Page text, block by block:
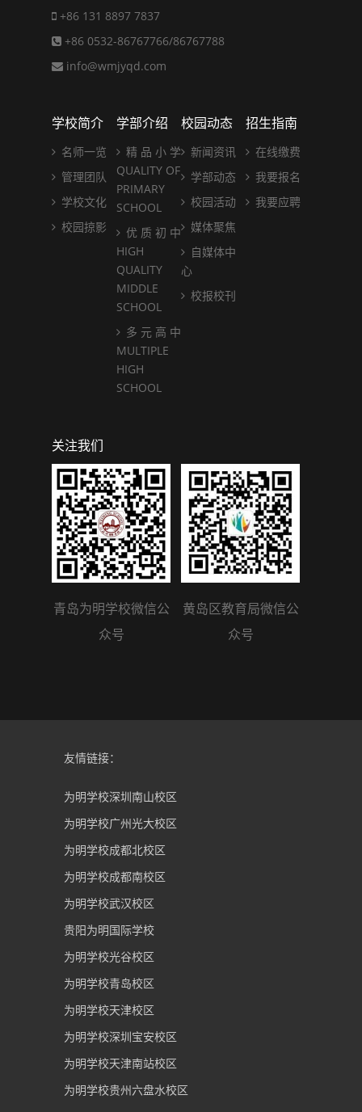
+86 131 8897 7837
+86 0532-86767766/86767788
info@wmjyqd.com
学校简介
名师一览
管理团队
学校文化
校园掠影
学部介绍
精 品 小 学
QUALITY OF
PRIMARY
SCHOOL
优 质 初 中
HIGH
QUALITY
MIDDLE
SCHOOL
多 元 高 中
MULTIPLE
HIGH
SCHOOL
校园动态
新闻资讯
学部动态
校园活动
媒体聚焦
自媒体中
心
校报校刊
招生指南
在线缴费
我要报名
我要应聘
关注我们
青岛为明学校微信公
众号
黄岛区教育局微信公
众号
友情链接：
为明学校深圳南山校区
为明学校广州光大校区
为明学校成都北校区
为明学校成都南校区
为明学校武汉校区
贵阳为明国际学校
为明学校光谷校区
为明学校青岛校区
为明学校天津校区
为明学校深圳宝安校区
为明学校天津南站校区
为明学校贵州六盘水校区